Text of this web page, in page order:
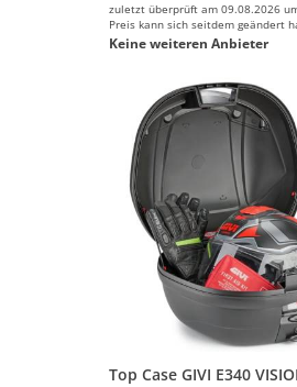
zuletzt überprüft am 09.08.2026
Preis kann sich seitdem geändert
Keine weiteren Anbieter